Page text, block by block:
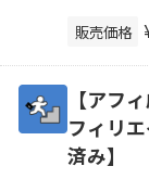
販売価格
【アフ
フィリ
済み】